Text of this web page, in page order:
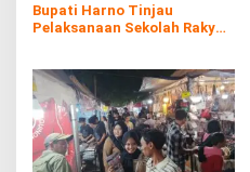
Bupati Harno Tinjau
Pelaksanaan Sekolah Rakyat